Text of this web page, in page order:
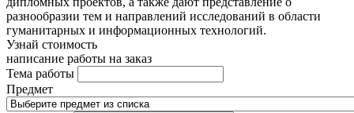
разнообразии тем и направлений исследований в области
гуманитарных и информационных технологий.
Узнай стоимость
написание работы на заказ
Тема работы
Предмет